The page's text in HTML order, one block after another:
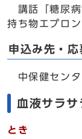
講話「糖尿
持ち物エプロ
申込み先・
中保健センタ
血液サラサ
とき